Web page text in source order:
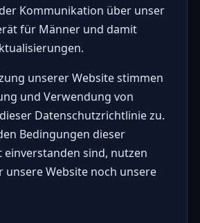
Kommunikation über unser
für Männer und damit
unserer Website stimmen
und Verwendung von
Datenschutzrichtlinie zu.
Bedingungen dieser
einverstanden sind, nutzen
unsere Website noch unsere